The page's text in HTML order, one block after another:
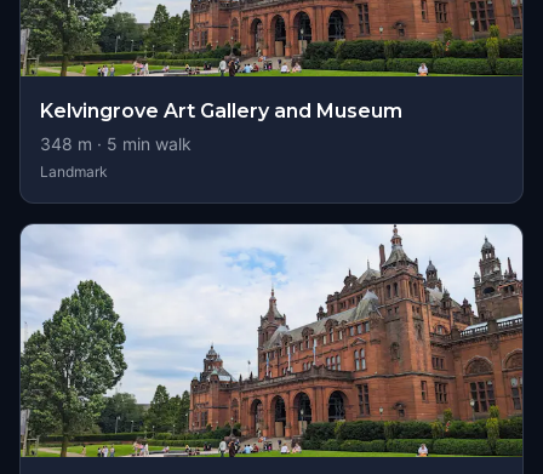
Kelvingrove Art Gallery and Museum
348 m · 5 min walk
Landmark